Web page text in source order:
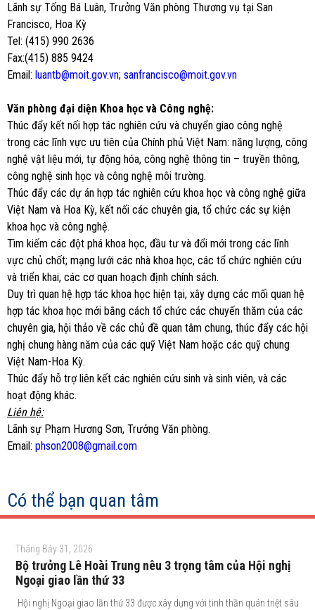
Lãnh sự Tống Bá Luân, Trưởng Văn phòng Thương vụ tại San
Francisco, Hoa Kỳ
Tel: (415) 990 2636
Fax:(415) 885 9424
Email: luantb@moit.gov.vn; sanfrancisco@moit.gov.vn
Văn phòng đại diện Khoa học và Công nghệ:
Thúc đẩy kết nối hợp tác nghiên cứu và chuyển giao công nghệ
trong các lĩnh vực ưu tiên của Chính phủ Việt Nam: năng lượng, công
nghệ vật liệu mới, tự động hóa, công nghệ thông tin – truyền thông,
công nghệ sinh học và công nghệ môi trường.
Thúc đẩy các dự án hợp tác nghiên cứu khoa học và công nghệ giữa
Việt Nam và Hoa Kỳ, kết nối các chuyên gia, tổ chức các sự kiện
khoa học và công nghệ.
Tìm kiếm các đột phá khoa học, đầu tư và đổi mới trong các lĩnh
vực chủ chốt; mạng lưới các nhà khoa học, các tổ chức nghiên cứu
và triển khai, các cơ quan hoạch định chính sách.
Duy trì quan hệ hợp tác khoa học hiện tại, xây dựng các mối quan hệ
hợp tác khoa học mới bằng cách tổ chức các chuyến thăm của các
chuyên gia, hội thảo về các chủ đề quan tâm chung, thúc đẩy các hội
nghị chung hàng năm của các quỹ Việt Nam hoặc các quỹ chung
Việt Nam-Hoa Kỳ.
Thúc đẩy hỗ trợ liên kết các nghiên cứu sinh và sinh viên, và các
hoạt động khác.
Liên hệ:
Lãnh sự Phạm Hương Sơn, Trưởng Văn phòng.
Email: phson2008@gmail.com
Có thể bạn quan tâm
Tháng Bảy 31, 2026
Bộ trưởng Lê Hoài Trung nêu 3 trọng tâm của Hội nghị
Ngoại giao lần thứ 33
Hội nghị Ngoại giao lần thứ 33 được xây dựng với tinh thần quán triệt sâu